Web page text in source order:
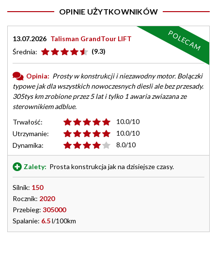
OPINIE UŻYTKOWNIKÓW
13.07.2026 Talisman GrandTour LIFT
Średnia:
(9.3)
Opinia: Prosty w konstrukcji i niezawodny motor. Bolączki
typowe jak dla wszystkich nowoczesnych diesli ale bez przesady.
305tys km zrobione przez 5 lat i tylko 1 awaria zwiazana ze
sterownikiem adblue.
Trwałość:
10.0/10
Utrzymanie:
10.0/10
Dynamika:
8.0/10
Zalety: Prosta konstrukcja jak na dzisiejsze czasy.
Silnik: 150
Rocznik: 2020
Przebieg: 305000
Spalanie: 6.5l/100km
POLECAM